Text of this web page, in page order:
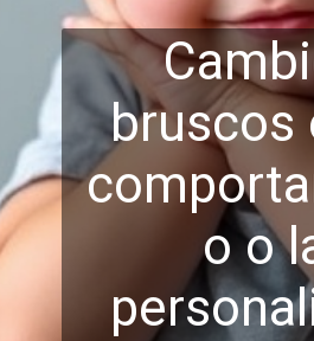
bruscos
o o